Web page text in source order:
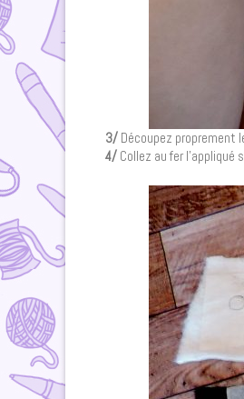
3/ Découpez proprement
4/ Collez au fer